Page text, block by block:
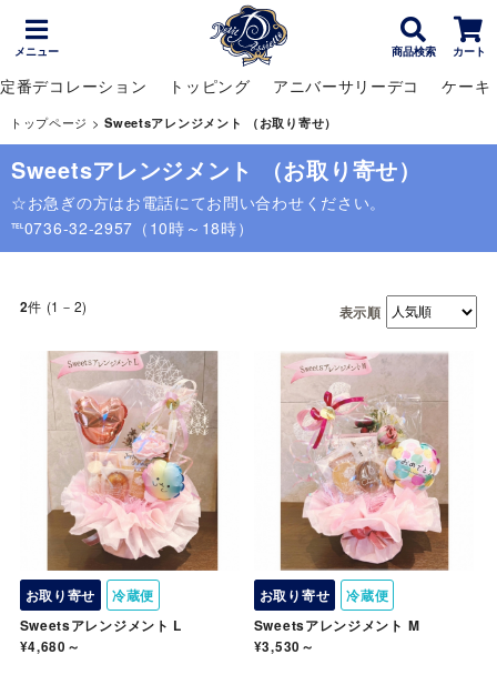
メニュー 商品検索 カート
定番デコレーション トッピング アニバーサリーデコ ケーキ
トップページ >Sweetsアレンジメント （お取り寄せ）
Sweetsアレンジメント （お取り寄せ）
☆お急ぎの方はお電話にてお問い合わせください。
℡0736-32-2957（10時～18時）
2件 (1－2) 表示順
お取り寄せ
冷蔵便
Sweetsアレンジメント L
¥4,680～
お取り寄せ
冷蔵便
Sweetsアレンジメント M
¥3,530～